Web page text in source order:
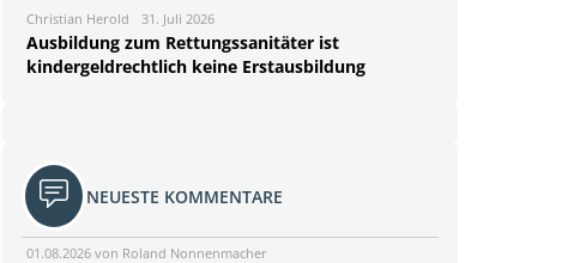
Christian Herold 31. Juli 2026
Ausbildung zum Rettungssanitäter ist
kindergeldrechtlich keine Erstausbildung
NEUESTE KOMMENTARE
01.08.2026 von Roland Nonnenmacher